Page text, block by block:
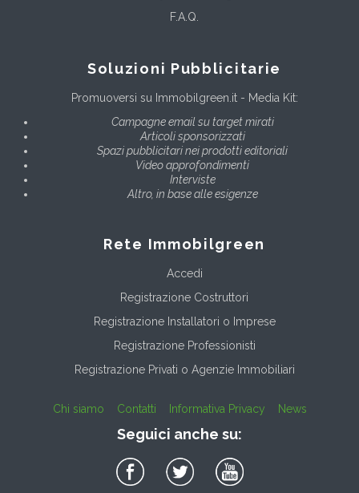
F.A.Q.
Soluzioni Pubblicitarie
Promuoversi su Immobilgreen.it - Media Kit:
Campagne email su target mirati
Articoli sponsorizzati
Spazi pubblicitari nei prodotti editoriali
Video approfondimenti
Interviste
Altro, in base alle esigenze
Rete Immobilgreen
Accedi
Registrazione Costruttori
Registrazione Installatori o Imprese
Registrazione Professionisti
Registrazione Privati o Agenzie Immobiliari
Chi siamo Contatti Informativa Privacy News
Seguici anche su: